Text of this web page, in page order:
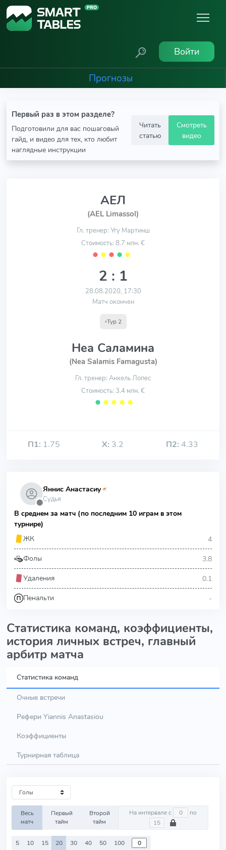
Войти
Прогнозы
Первый раз в этом разделе?
Подготовили для вас пошаговый
гайд, и видео для тех, кто любит
наглядные инструкции
Читать
статью
Смотреть
видео
АЕЛ
(AEL Limassol)
Гл. тренер: Угу Мартинш
Стоимость: 8.7 млн. €
⬤ ⬤ ⬤ ⬤ ⬤
2 : 1
28.08.2020, 17:30
Матч окончен
Тур 2
Неа Саламина
(Nea Salamis Famagusta)
Гл. тренер: Анхель Лопес
Стоимость: 3.4 млн. €
⬤ ⬤ ⬤ ⬤ ⬤
П1: 1.75 Х: 3.2 П2: 4.33
⬤
Яннис Анастасиу
Судья
В среднем за матч (по последним 10 играм в этом
турнире)
ЖК
4
Фолы 3.8
Удаления 0.1
Пенальти -
Статистика команд, коэффициенты,
история личных встреч, главный
арбитр матча
Статистика команд
Очные встречи
Рефери Yiannis Anastasiou
Коэффициенты
Турнирная таблица
Весь
матч
Первый
тайм
Второй
тайм
На интервале с по
5 10 15 20 30 40 50 100